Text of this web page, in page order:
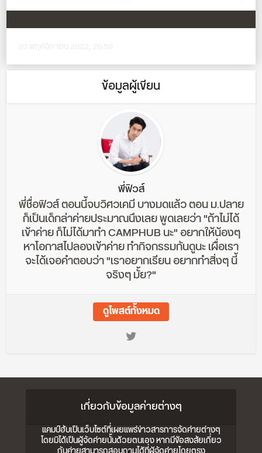
ข้อมูลผู้เขียน
พี่ฟิวส์
พี่ชื่อฟิวส์ ตอนนี้จบวิศวเคมี บางมดแล้ว ตอน ม.ปลาย
ก็เป็นเด็กล่าค่ายประมาณนึงเลย พูดเลยว่า "ถ้าไม่ได้
เข้าค่าย ก็ไม่ได้มาทำ CAMPHUB นะ" อยากให้น้องๆ
หาโอกาสไปลองเข้าค่าย ทำกิจกรรมกันดูนะ เผื่อเรา
จะได้เจอคำตอบว่า "เราอยากเรียน อยากทำสิ่งๆ นี้
จริงๆ มั้ย?"
ดูโพสต์ทั้งหมด
เกี่ยวกับข้อมูลค่ายต่างๆ
แคมป์ฮับเป็นเว็บไซต์ที่เผยแพร่ข่าวสารการจัดค่ายต่างๆ
โดยมิได้เป็นผู้จัดค่ายนั้นด้วยตนเอง หากมีข้อสงสัยเกี่ยว